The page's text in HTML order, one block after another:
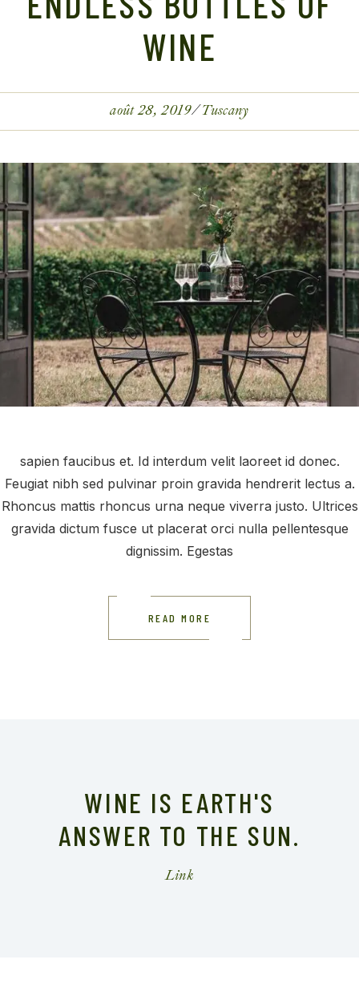
WINE
août 28, 2019 Tuscany
sapien faucibus et. Id interdum velit laoreet id donec.
Feugiat nibh sed pulvinar proin gravida hendrerit lectus a.
Rhoncus mattis rhoncus urna neque viverra justo. Ultrices
gravida dictum fusce ut placerat orci nulla pellentesque
dignissim. Egestas
READ MORE
WINE IS EARTH'S
ANSWER TO THE SUN.